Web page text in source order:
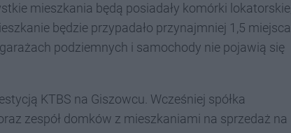
mieszkania będą posiadały komórki lokatorskie,
będzie przypadało przynajmniej 1,5 miejsca
podziemnych i samochody nie pojawią się
KTBS na Giszowcu. Wcześniej spółka
zespół domków z mieszkaniami na sprzedaż na